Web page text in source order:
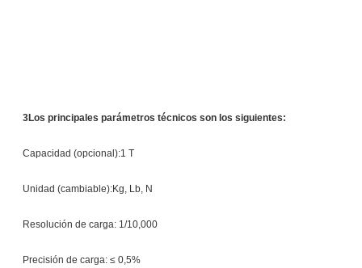
3Los principales parámetros técnicos son los siguientes:
Capacidad (opcional):1 T
Unidad (cambiable):Kg, Lb, N
Resolución de carga: 1/10,000
Precisión de carga: ≤ 0,5%